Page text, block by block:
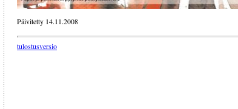
Päivitetty 14.11.2008
tulostusversio